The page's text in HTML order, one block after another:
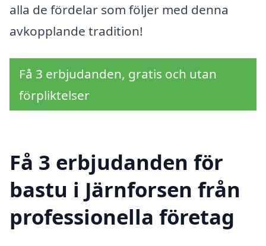
alla de fördelar som följer med denna
avkopplande tradition!
Få 3 erbjudanden, gratis och utan
förpliktelser
Få 3 erbjudanden för
bastu i Järnforsen från
professionella företag